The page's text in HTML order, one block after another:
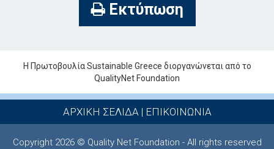
Εκτύπωση
Η Πρωτοβουλία Sustainable Greece διοργανώνεται από το
QualityNet Foundation
ΑΡΧΙΚΗ ΣΕΛΙΔΑ| ΕΠΙΚΟΙΝΩΝΙΑ
Copyright 2026 © Quality Net Foundation - All rights reserved